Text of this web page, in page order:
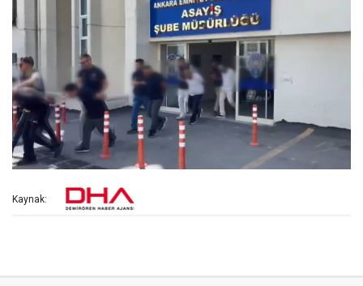
Kaynak: